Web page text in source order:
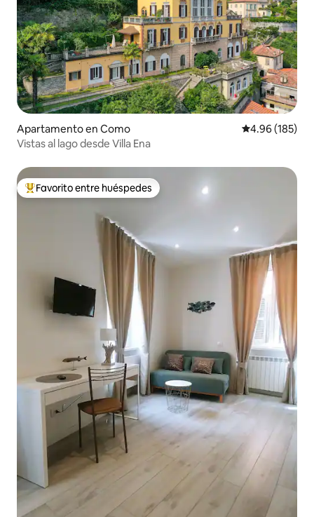
Apartamento en Como Calificación
4.96 (185)
Vistas al lago desde Villa Ena
Favorito entre huéspedes preferido
Favorito entre huéspedes